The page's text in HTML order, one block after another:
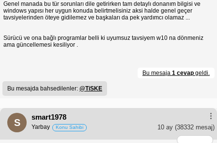
Genel manada bu tür sorunları dile getirirken tam detaylı donanım bilgisi ve
windows yapısı her uygun konuda belirtmelisiniz aksi halde genel geçer
tavsiyelerinden öteye gidilemez ve başkaları da pek yardımcı olamaz ...
Sürücü ve ona bağlı programlar belli ki uyumsuz tavsiyem w10 na dönmeniz
ama güncellemesi kesiliyor .
Bu mesaja 1 cevap geldi.
Bu mesajda bahsedilenler: @TiSKE
S
smart1978
10 ay (38332 mesaj)
Yarbay Konu Sahibi